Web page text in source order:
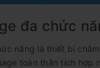
đa chức
năng là thiết bị
toàn thân tích hợp